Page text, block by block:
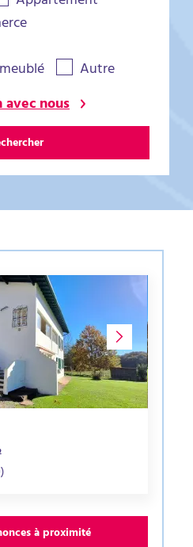
Autre
nous
à proximité